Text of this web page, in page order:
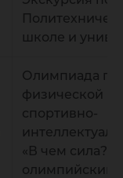
школе и
Олимпиада по
физической
спортивно-
«В чем сила?»,
олимпийским